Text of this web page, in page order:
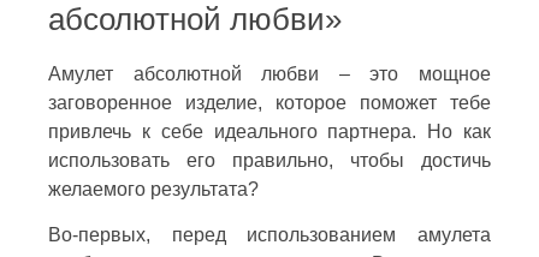
абсолютной любви»
Амулет абсолютной любви – это мощное
заговоренное изделие, которое поможет тебе
привлечь к себе идеального партнера. Но как
использовать его правильно, чтобы достичь
желаемого результата?
Во-первых, перед использованием амулета